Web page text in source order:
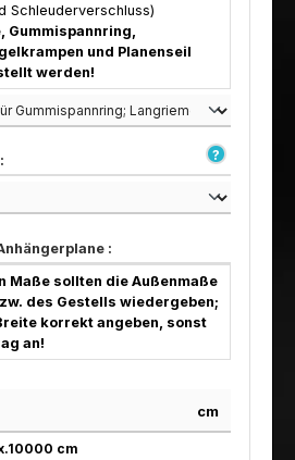
Schleuderverschluss)
Gummispannring,
und Planenseil
werden!
:
Maße sollten die Außenmaße
des Gestells wiedergeben;
korrekt angeben, sonst
an!
cm
10000 cm